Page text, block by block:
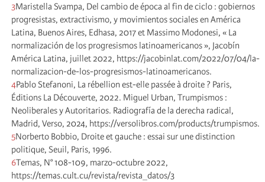
3Maristella Svampa, Del cambio de época al fin de ciclo : gobiernos
progresistas, extractivismo, y movimientos sociales en América
Latina, Buenos Aires, Edhasa, 2017 et Massimo Modonesi, « La
normalización de los progresismos latinoamericanos », Jacobín
América Latina, juillet 2022, https://jacobinlat.com/2022/07/04/la-
normalizacion-de-los-progresismos-latinoamericanos.
4Pablo Stefanoni, La rébellion est-elle passée à droite ? Paris,
Éditions La Découverte, 2022. Miguel Urban, Trumpismos :
Neoliberales y Autoritarios. Radiografía de la derecha radical,
Madrid, Verso, 2024, https://versolibros.com/products/trumpismos.
5Norberto Bobbio, Droite et gauche : essai sur une distinction
politique, Seuil, Paris, 1996.
6Temas, N° 108-109, marzo-octubre 2022,
https://temas.cult.cu/revista/revista_datos/3